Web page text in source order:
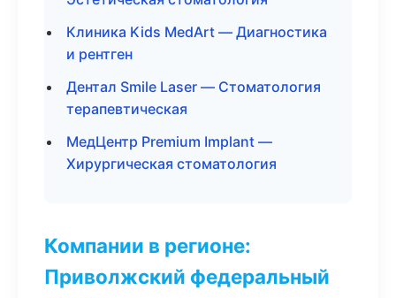
Клиника Kids MedArt — Диагностика
и рентген
Дентал Smile Laser — Стоматология
терапевтическая
МедЦентр Premium Implant —
Хирургическая стоматология
Компании в регионе:
Приволжский федеральный